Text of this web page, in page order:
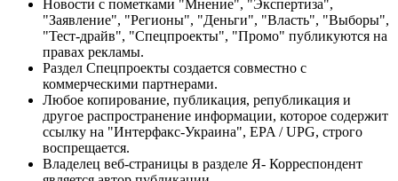
Новости с пометками "Мнение", "Экспертиза",
"Заявление", "Регионы", "Деньги", "Власть", "Выборы",
"Тест-драйв", "Спецпроекты", "Промо" публикуются на
правах рекламы.
Раздел Спецпроекты создается совместно с
коммерческими партнерами.
Любое копирование, публикация, републикация и
другое распространение информации, которое содержит
ссылку на "Интерфакс-Украина", EPA / UPG, строго
воспрещается.
Владелец веб-страницы в разделе Я- Корреспондент